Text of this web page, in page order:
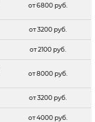
от 6800 руб.
от 3200 руб.
от 2100 руб.
от 8000 руб.
от 3200 руб.
от 4000 руб.